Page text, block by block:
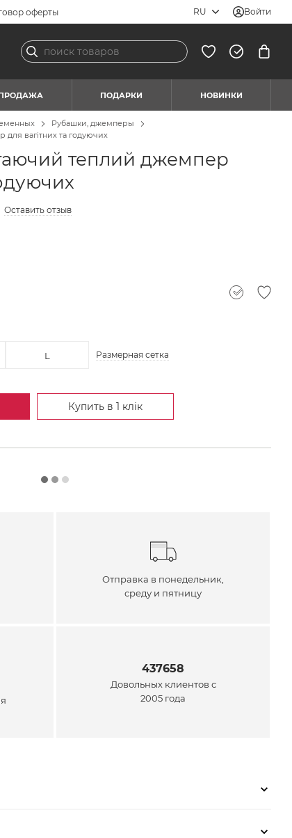
оферты RU Войти
ПОДАРКИ НОВИНКИ
Рубашки, джемперы
вагітних та годуючих
теплий джемпер
Оставить отзыв
L Размерная сетка
Купить в 1 клік
Отправка в понедельник,
среду и пятницу
437658
Довольных клиентов с
2005 года